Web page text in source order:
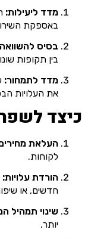
מדד ליעילות:
באספקת
בסיס
בין תקופות
מדד לתמחור:
את העלויות
כיצד
העלאת
לקוחות.
הורדת עלויות:
חדשים, או
שינוי תמהיל
יותר.